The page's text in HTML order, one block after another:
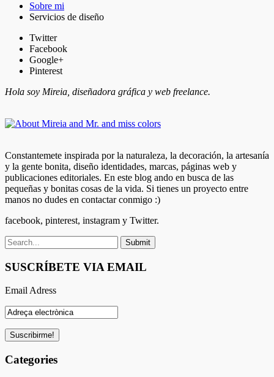
Sobre mi
Servicios de diseño
Twitter
Facebook
Google+
Pinterest
Hola soy Mireia, diseñadora gráfica y web freelance.
Constantemete inspirada por la naturaleza, la decoración, la artesanía
y la gente bonita, diseño identidades, marcas, páginas web y
publicaciones editoriales. En este blog ando en busca de las
pequeñas y bonitas cosas de la vida. Si tienes un proyecto entre
manos no dudes en contactar conmigo :)
facebook, pinterest, instagram y Twitter.
SUSCRÍBETE VIA EMAIL
Email Adress
Categories